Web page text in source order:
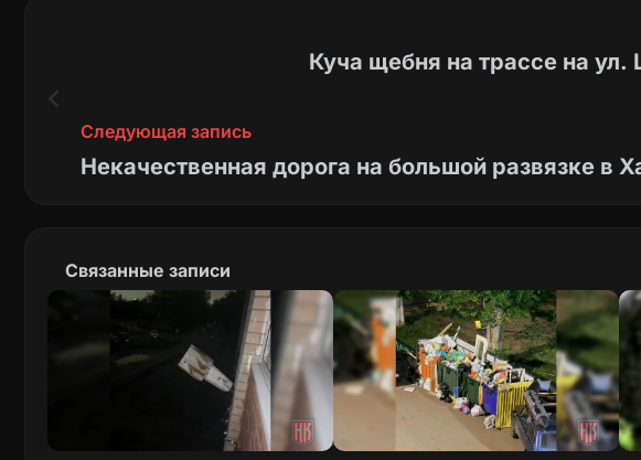
Куча щебня на трассе на
Следующая запись
Некачественная дорога на большой развязке в
Связанные записи